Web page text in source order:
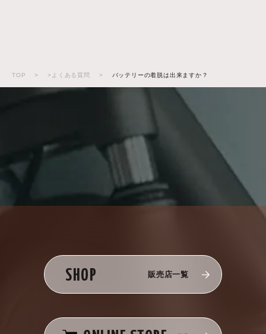
TOP > >よくある質問 > バッテリーの着脱は出来ますか？
SHOP 販売店一覧